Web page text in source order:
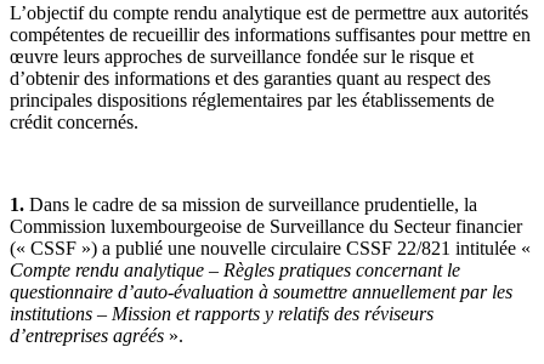
L’objectif du compte rendu analytique est de permettre aux autorités
compétentes de recueillir des informations suffisantes pour mettre en
œuvre leurs approches de surveillance fondée sur le risque et
d’obtenir des informations et des garanties quant au respect des
principales dispositions réglementaires par les établissements de
crédit concernés.
1. Dans le cadre de sa mission de surveillance prudentielle, la
Commission luxembourgeoise de Surveillance du Secteur financier
(« CSSF ») a publié une nouvelle circulaire CSSF 22/821 intitulée «
Compte rendu analytique – Règles pratiques concernant le
questionnaire d’auto-évaluation à soumettre annuellement par les
institutions – Mission et rapports y relatifs des réviseurs
d’entreprises agréés ».